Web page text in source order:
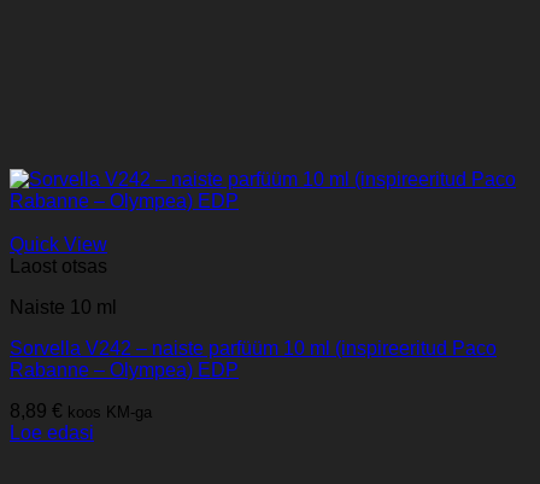
Quick View
Laost otsas
Naiste 10 ml
Sorvella V242 – naiste parfüüm 10 ml (inspireeritud Paco
Rabanne – Olympea) EDP
8,89 € koos KM-ga
Loe edasi